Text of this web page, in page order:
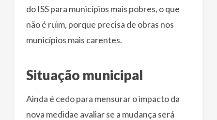
do ISS para municípios mais pobres, o que
não é ruim, porque precisa de obras nos
municípios mais carentes.
Situação municipal
Ainda é cedo para mensurar o impacto da
nova medidae avaliar se a mudança será